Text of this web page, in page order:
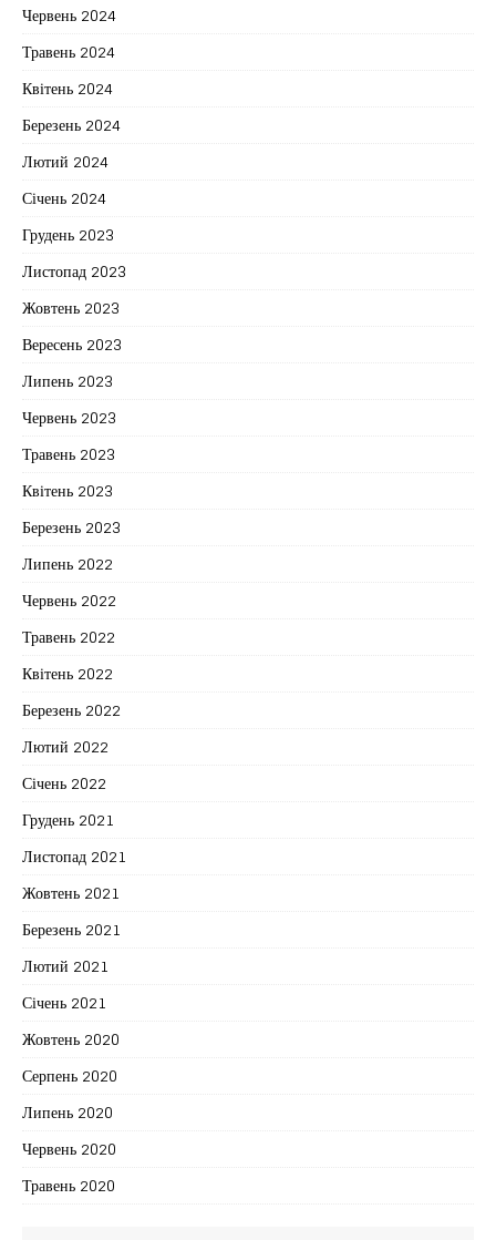
Червень 2024
Травень 2024
Квітень 2024
Березень 2024
Лютий 2024
Січень 2024
Грудень 2023
Листопад 2023
Жовтень 2023
Вересень 2023
Липень 2023
Червень 2023
Травень 2023
Квітень 2023
Березень 2023
Липень 2022
Червень 2022
Травень 2022
Квітень 2022
Березень 2022
Лютий 2022
Січень 2022
Грудень 2021
Листопад 2021
Жовтень 2021
Березень 2021
Лютий 2021
Січень 2021
Жовтень 2020
Серпень 2020
Липень 2020
Червень 2020
Травень 2020